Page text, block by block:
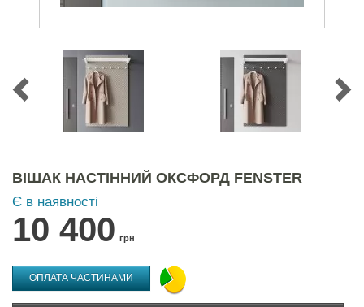
ВІШАК НАСТІННИЙ ОКСФОРД FENSTER
Є в наявності
10 400 грн
ОПЛАТА ЧАСТИНАМИ